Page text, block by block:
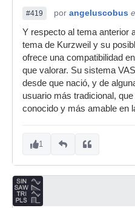
#419 por angeluscobus
Y respecto al tema anterior
tema de Kurzweil y su
ofrece una compatibilidad
que valorar. Su sistema
desde que nació, y de
usuario más tradicional,
conocido y más amable en
1